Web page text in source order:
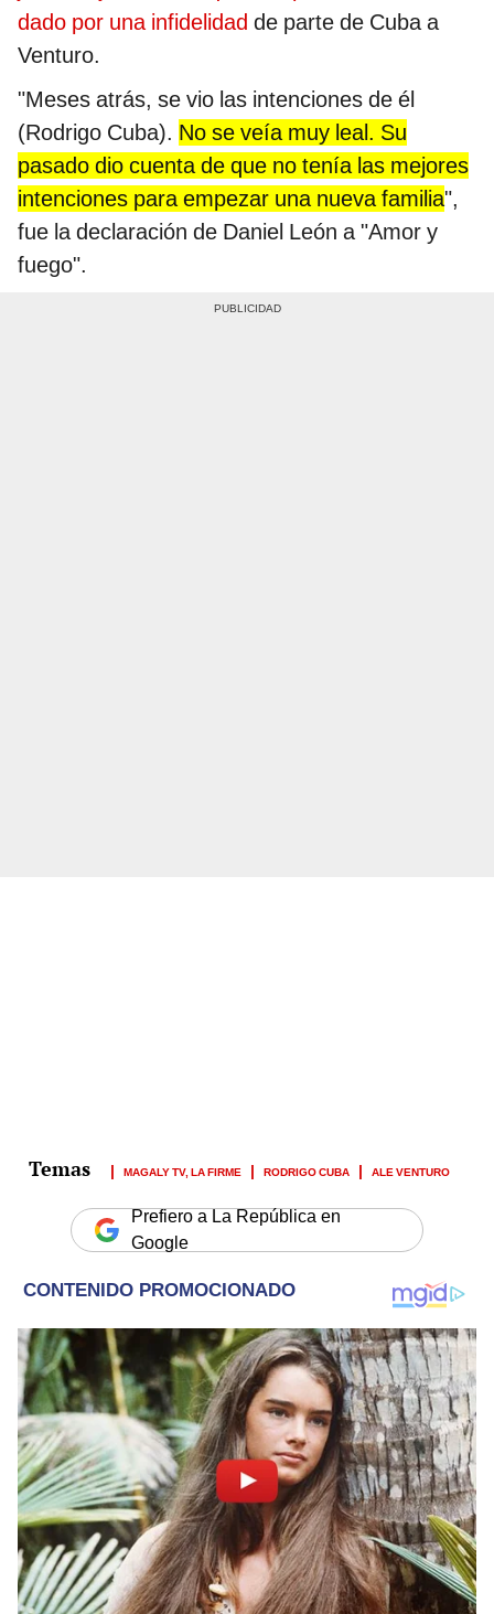
dado por una infidelidad de parte de Cuba a
Venturo.
"Meses atrás, se vio las intenciones de él
(Rodrigo Cuba). No se veía muy leal. Su
pasado dio cuenta de que no tenía las mejores
intenciones para empezar una nueva familia",
fue la declaración de Daniel León a "Amor y
fuego".
MAGALY TV, LA FIRME RODRIGO CUBA ALE VENTURO
Prefiero a La República en
Google